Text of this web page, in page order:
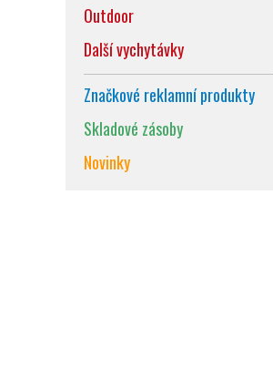
Outdoor
Další vychytávky
Značkové reklamní produkty
Skladové zásoby
Novinky